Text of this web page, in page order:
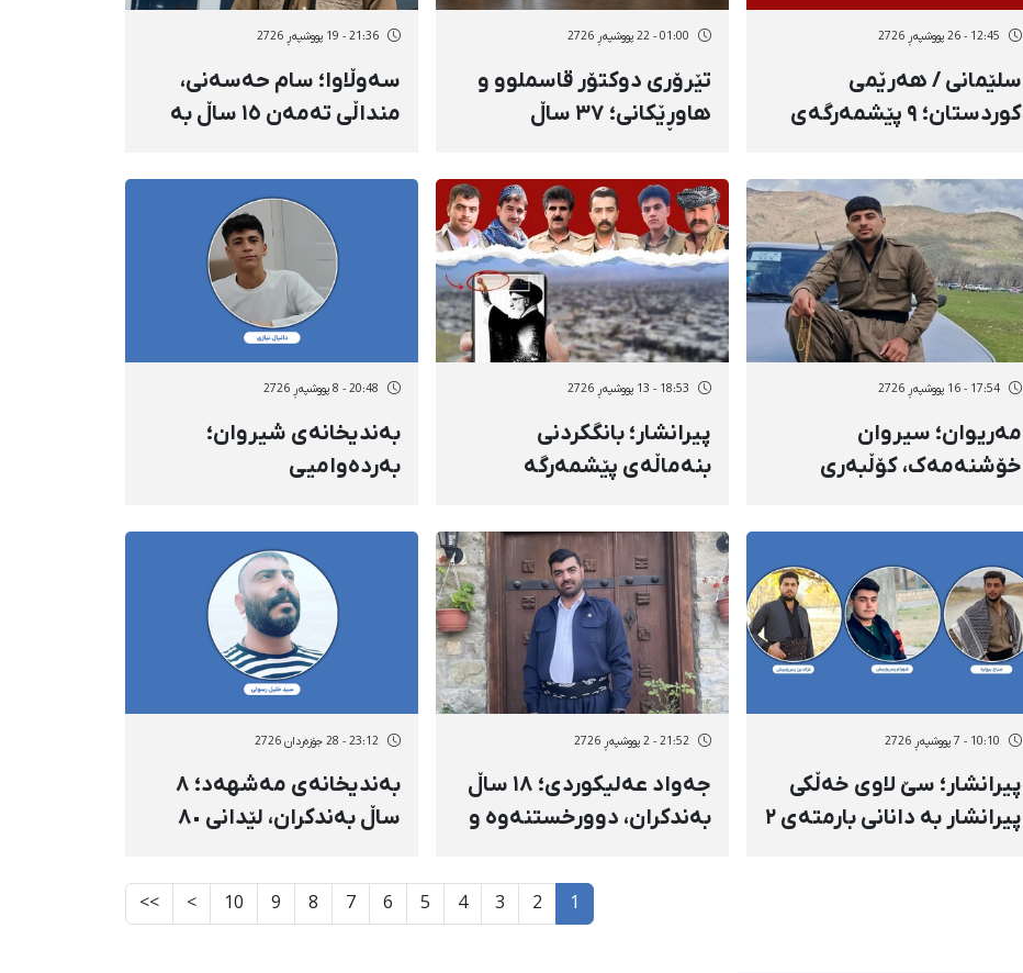
12:45 - 26 پووشپەڕ 2726
سلێمانی / هەرێمی
کوردستان؛ ٩ پێشمەرگەی
زەحمەتکێشانی کوردستانی
ئێران لە هێرشێکی
مووشەکیی کۆماری
ئیسلامیدا گیانیان لەدەست
دا
01:00 - 22 پووشپەڕ 2726
تێرۆری دوکتۆر قاسملوو و
هاوڕێکانی؛ ٣٧ ساڵ
لەسەر شانی ئوتریش، و ٣٧
ساڵ تێرۆریزم بە نێوچاوانی
کۆماری ئیسلامییەوە
21:36 - 19 پووشپەڕ 2726
سەوڵاوا؛ سام حەسەنی،
منداڵی تەمەن ١٥ ساڵ بە
سنووری گیانی لەدەست دا
و باوکی بریندار بوو
17:54 - 16 پووشپەڕ 2726
مەریوان؛ سیروان
خۆشنەمەک، کۆڵبەری
ڕاستەوخۆی هێزە
نیزامییەکان کوژرا
18:53 - 13 پووشپەڕ 2726
پیرانشار؛ بانگکردنی
بنەماڵەی پێشمەرگە
ئیدارەی ئیتلاعات و
زەوتکردنی مۆبایلی
ژمارەیەک لەوان بە
مەبەستی بڵاوکردنەوەی
وێنەی "خامنەیی"
20:48 - 8 پووشپەڕ 2726
بەندیخانەی شیروان؛
بەردەوامیی
چارەنووسی دانیال نیازی،
لاوی ١٨ ساڵانی کورد، بە
10:10 - 7 پووشپەڕ 2726
پیرانشار؛ سێ لاوی خەڵکی
پیرانشار بە دانانی بارمتەی ٢
21:52 - 2 پووشپەڕ 2726
جەواد عەلیکوردی‌؛ ۱۸ ساڵ
بەندکران، دوورخستنەوە و
پارێزەری بە هۆی مافخوازی
23:12 - 28 جۆزەردان 2726
بەندیخانەی مەشهەد؛ ۸
ساڵ بەندکران، لێدانی ٨٠
بۆ سەید خەلیل ڕەسووڵی؛ ٥
مانگ بەندکران بە لاقی
1
2
3
4
5
6
7
8
9
10
>
>>